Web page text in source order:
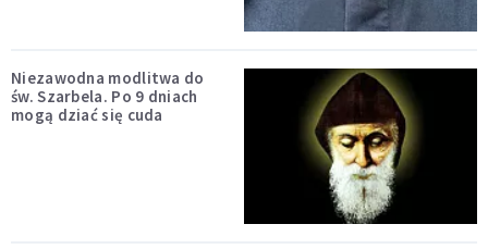
Niezawodna modlitwa do
św. Szarbela. Po 9 dniach
mogą dziać się cuda